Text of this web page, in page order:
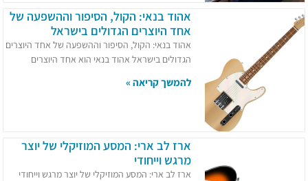
אהוד בנאי: הקול, הסיפור וההשפעה של
אחד היוצרים הגדולים בישראל
אהוד בנאי: הקול, הסיפור וההשפעה של אחד היוצרים
הגדולים בישראל אהוד בנאי הוא אחד היוצרים
להמשך קריאה »
ארז לב ארי: המסע המוזיקלי של יוצר
מרגש וייחודי
ארז לב ארי: המסע המוזיקלי של יוצר מרגש וייחודי